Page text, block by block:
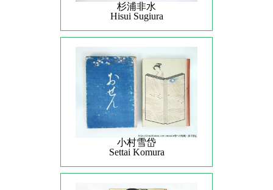
杉浦非水
Hisui Sugiura
小村雪岱
Settai Komura